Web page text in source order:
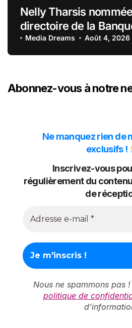
Nelly Tharsis
directoire de la
du Crédit Mutuel
Media Dreams Août 4, 2026
Abonnez-vous à notre
Ne manquez rien de
exclusifs !
Inscrivez-vous
régulièrement du
de
Nous ne spammons pas
politique de